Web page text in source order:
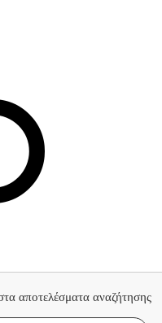
αποτελέσματα αναζήτησης